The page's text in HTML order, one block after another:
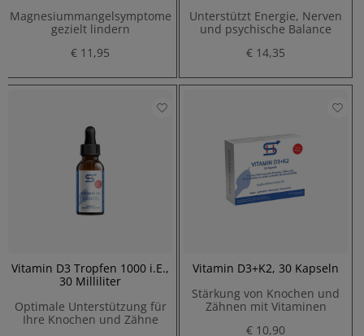
Magnesiummangelsymptome
gezielt lindern
€ 11,95
Unterstützt Energie, Nerven
und psychische Balance
€ 14,35
Vitamin D3 Tropfen 1000 i.E.,
30 Milliliter
Optimale Unterstützung für
Ihre Knochen und Zähne
Vitamin D3+K2, 30 Kapseln
Stärkung von Knochen und
Zähnen mit Vitaminen
€ 10,90